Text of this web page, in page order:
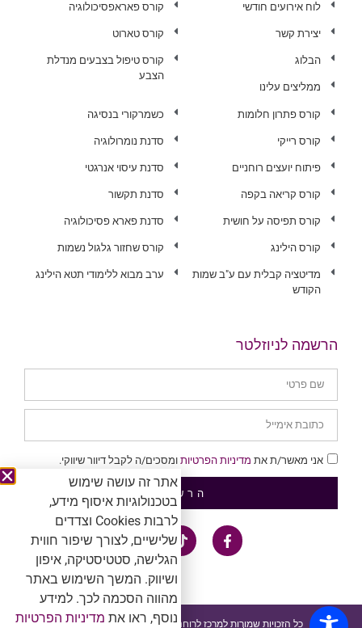
לוח אירועים חודשי
יצירת קשר
הבלוג
ממליצים עלינו
קורס פאראפסיכולוגיה
קורס טארוט
קורס טיפול בצבעים מנדלת
הצבע
קורס פתרון חלומות
קורס רייקי
פיתוח יועצים רוחניים
קורס קריאה בקפה
קורס תפיסה על חושית
קורס הילינג
מדיטציה קבלית עם ע"ב שמות
הקודש
כשמרקורי בנסיגה
סדנת נומרולוגיה
סדנת עיסוי אנרגטי
סדנת תקשור
סדנת פארא פסיכולוגיה
קורס שחזור גלגול נשמות
ערב מבוא ללימודי תטא הילינג
הרשמה לניוזלטר
אני מאשר/ת את מדיניות הפרטיות ומסכים/ה לקבל דיוור שיווקי.
הרשמה
כל הזכויות שמורות למרכז לרוחניות. אין להעתיק ולשכפל ™®Ⓒ
אתר זה עושה שימוש
בטכנולוגיות איסוף מידע,
לרבות Cookies וצדדים
שלישיים, לצורך שיפור חווית
הגלישה, סטטיסטיקה, איפון
ושיווק. המשך השימוש באתר
מהווה הסכמה לכך. למידע
נוסף, ראו את מדיניות הפרטיות